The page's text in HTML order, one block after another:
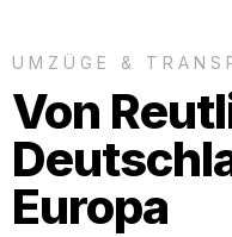
UMZÜGE &
Von
Europa